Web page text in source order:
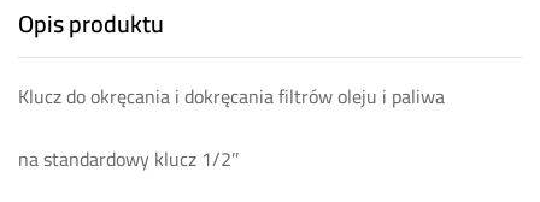
Opis produktu
Klucz do okręcania i dokręcania filtrów oleju i paliwa
na standardowy klucz 1/2″